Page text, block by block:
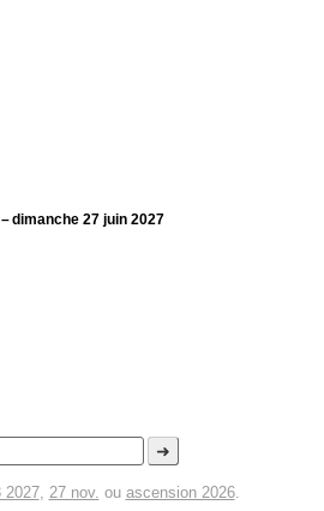
– dimanche 27 juin 2027
➜
2027, 27 nov. ou ascension 2026.